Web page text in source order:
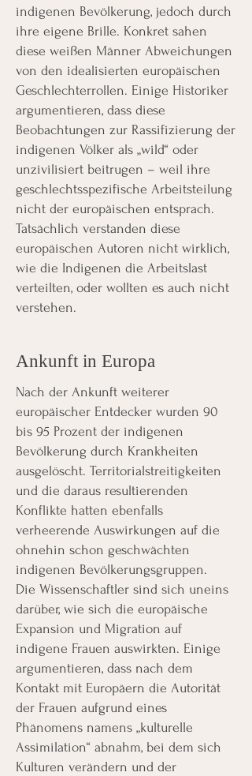
indigenen Bevölkerung, jedoch durch
ihre eigene Brille. Konkret sahen
diese weißen Männer Abweichungen
von den idealisierten europäischen
Geschlechterrollen. Einige Historiker
argumentieren, dass diese
Beobachtungen zur Rassifizierung der
indigenen Völker als „wild“ oder
unzivilisiert beitrugen – weil ihre
geschlechtsspezifische Arbeitsteilung
nicht der europäischen entsprach.
Tatsächlich verstanden diese
europäischen Autoren nicht wirklich,
wie die Indigenen die Arbeitslast
verteilten, oder wollten es auch nicht
verstehen.
Ankunft in Europa
Nach der Ankunft weiterer
europäischer Entdecker wurden 90
bis 95 Prozent der indigenen
Bevölkerung durch Krankheiten
ausgelöscht. Territorialstreitigkeiten
und die daraus resultierenden
Konflikte hatten ebenfalls
verheerende Auswirkungen auf die
ohnehin schon geschwächten
indigenen Bevölkerungsgruppen.
Die Wissenschaftler sind sich uneins
darüber, wie sich die europäische
Expansion und Migration auf
indigene Frauen auswirkten. Einige
argumentieren, dass nach dem
Kontakt mit Europäern die Autorität
der Frauen aufgrund eines
Phänomens namens „kulturelle
Assimilation“ abnahm, bei dem sich
Kulturen verändern und der